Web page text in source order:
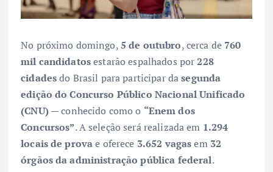
No próximo domingo,5 de outubro, cerca de 760
mil candidatosestarão espalhados por228
cidadesdo Brasil para participar dasegunda
edição do Concurso Público Nacional Unificado
(CNU)— conhecido como o “Enem dos
Concursos”. A seleção será realizada em 1.294
locais de provae oferece 3.652 vagasem 32
órgãos da administração pública federal.